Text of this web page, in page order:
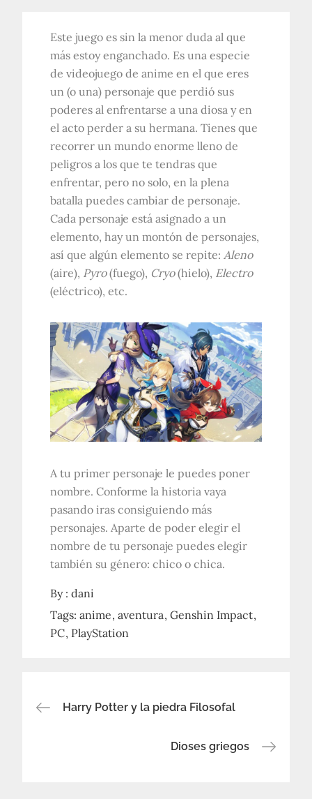
Este juego es sin la menor duda al que
más estoy enganchado. Es una especie
de videojuego de anime en el que eres
un (o una) personaje que perdió sus
poderes al enfrentarse a una diosa y en
el acto perder a su hermana. Tienes que
recorrer un mundo enorme lleno de
peligros a los que te tendras que
enfrentar, pero no solo, en la plena
batalla puedes cambiar de personaje.
Cada personaje está asignado a un
elemento, hay un montón de personajes,
así que algún elemento se repite:Aleno
(aire), Pyro(fuego), Cryo(hielo), Electro
(eléctrico), etc.
A tu primer personaje le puedes poner
nombre. Conforme la historia vaya
pasando iras consiguiendo más
personajes. Aparte de poder elegir el
nombre de tu personaje puedes elegir
también su género: chico o chica.
By :dani
Tags:anime aventura Genshin Impact
PC PlayStation
Navegación
Harry Potter y la piedra Filosofal
Dioses griegos